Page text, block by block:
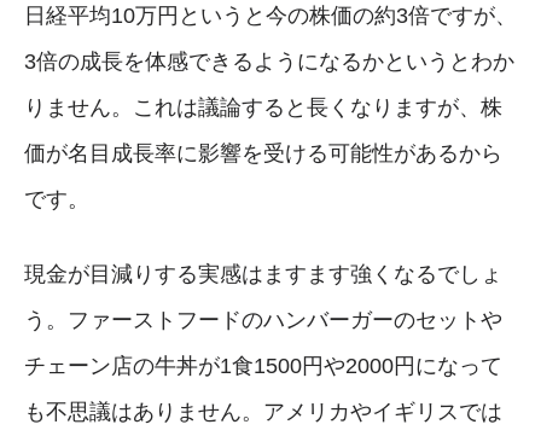
日経平均10万円というと今の株価の約3倍ですが、
3倍の成長を体感できるようになるかというとわか
りません。これは議論すると長くなりますが、株
価が名目成長率に影響を受ける可能性があるから
です。
現金が目減りする実感はますます強くなるでしょ
う。ファーストフードのハンバーガーのセットや
チェーン店の牛丼が1食1500円や2000円になって
も不思議はありません。アメリカやイギリスでは